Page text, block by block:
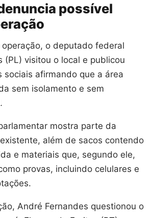
possível
o deputado federal
(PL) visitou o local e publicou
sociais afirmando que a área
sem isolamento e sem
mostra parte da
além de sacos contendo
e materiais que, segundo ele,
provas, incluindo celulares e
André Fernandes questionou o